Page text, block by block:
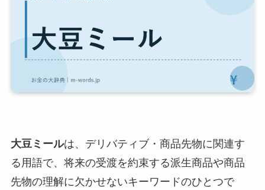
大豆ミールは、デリバティブ・商品先物に関連す
る用語で、将来の受渡を約束する派生商品や商品
先物の理解に欠かせないキーワードのひとつで